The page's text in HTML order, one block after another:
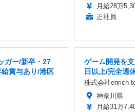
月給28万
正社員
ガー/新卒・27
賞与あり/港区
ゲーム開発を
日以上/完全週
株式会社enrich
神奈川県
月給31万